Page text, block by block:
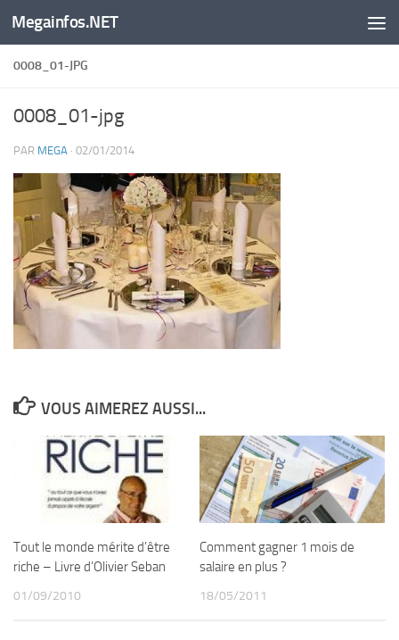
Skip to content
Megainfos.NET
0008_01-JPG
0008_01-jpg
PAR MEGA · 02/01/2014
VOUS AIMEREZ AUSSI...
Tout le monde mérite d’être
riche – Livre d’Olivier Seban
01/09/2010
Comment gagner 1 mois de
salaire en plus ?
18/05/2011